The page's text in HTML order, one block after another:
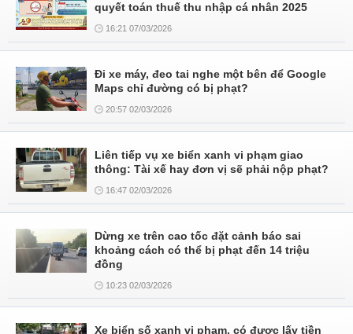
quyết toán thuế thu nhập cá nhân 2025
16:21 07/03/2026
Đi xe máy, đeo tai nghe một bên để Google
Maps chỉ đường có bị phạt?
20:57 02/03/2026
Liên tiếp vụ xe biển xanh vi phạm giao
thông: Tài xế hay đơn vị sẽ phải nộp phạt?
16:47 02/03/2026
Dừng xe trên cao tốc đặt cảnh báo sai
khoảng cách có thể bị phạt đến 14 triệu
đồng
10:23 02/03/2026
Xe biển số xanh vi phạm, có được lấy tiền